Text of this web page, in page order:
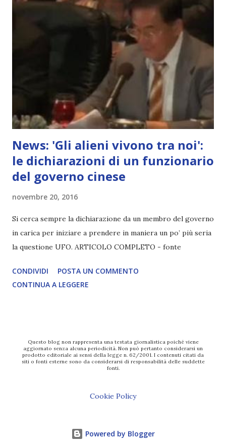
News: 'Gli alieni vivono tra noi':
le dichiarazioni di un funzionario
del governo cinese
novembre 20, 2016
Si cerca sempre la dichiarazione da un membro del governo
in carica per iniziare a prendere in maniera un po’ più seria
la questione UFO. ARTICOLO COMPLETO - fonte
CONDIVIDI
POSTA UN COMMENTO
CONTINUA A LEGGERE
Questo blog non rappresenta una testata giornalistica poiché viene
aggiornato senza alcuna periodicità. Non può pertanto considerarsi un
prodotto editoriale ai sensi della legge n. 62/2001. I contenuti citati da
siti o fonti esterne sono da considerarsi di responsabilità delle suddette
fonti.
Cookie Policy
Powered by Blogger